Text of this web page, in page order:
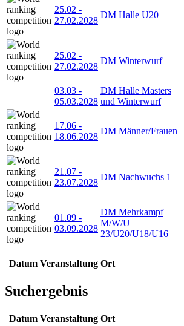
25.02 -
27.02.2028
DM Halle U20
25.02 -
27.02.2028
DM Winterwurf
03.03 -
05.03.2028
DM Halle Masters
und Winterwurf
17.06 -
18.06.2028
DM Männer/Frauen
21.07 -
23.07.2028
DM Nachwuchs 1
01.09 -
03.09.2028
DM Mehrkampf
M/W/U
23/U20/U18/U16
Datum Veranstaltung Ort
Suchergebnis
Datum Veranstaltung Ort